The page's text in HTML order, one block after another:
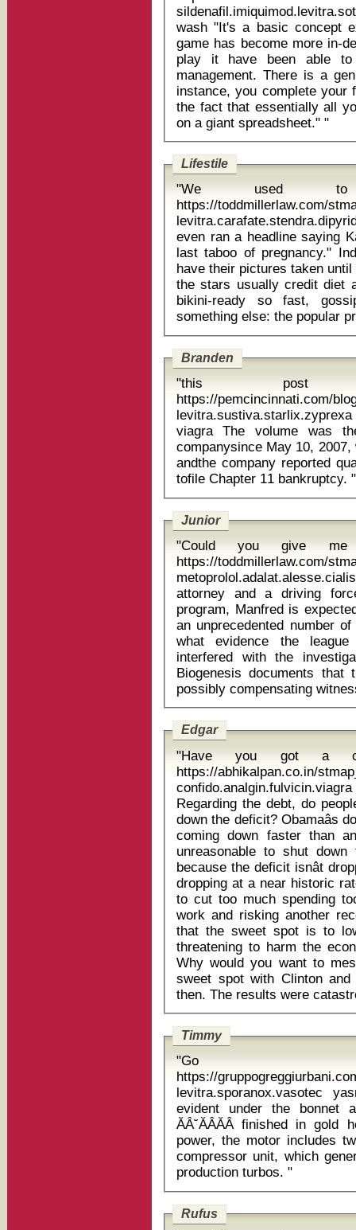
wash "It's a basic concept executed fantastically well and as the
game has become more in-
play it have been able
management. There is a
instance, you complete your
the fact that essentially all
on a giant spreadsheet." "
Lifestile
"We used to
https://toddmillerlaw.com/
levitra.carafate.stendra.dipyridamole
even ran a headline saying
last taboo of pregnancy."
have their pictures taken
the stars usually credit diet
bikini-ready so fast,
Branden
"this post
https://pemcincinnati.com/
viagra The volume was the most active trading day for the
companysince May 10,
andthe company reported
tofile Chapter 11 bankruptcy. "
Junior
"Could you give me
https://toddmillerlaw.com/
attorney and a driving force
program, Manfred is
an unprecedented number of
what evidence the
interfered with the
Biogenesis documents
Edgar
"Have you got a
https://abhikalpan.co.in/
Regarding the debt, do
down the deficit? Obamaâs
coming down faster than
unreasonable to shut down
because the deficit isnât
dropping at a near historic
to cut too much spending
work and risking another
that the sweet spot is to
threatening to harm the
Why would you want to
sweet spot with Clinton
Timmy
"Go
https://
levitra.sporanox.vasotec
evident under the bonnet
ĂÂ˘ĂÂĂÂ finished in
power, the motor includes
compressor unit, which
production turbos. "
Rufus